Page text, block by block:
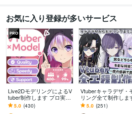
お気に入り登録が多いサービス
Live2DモデリングによるV
tuber制作します プロ実績
7年以上のLive2Dモデリン
グによるVtuber
5.0 (430)
Vtuberキャラデザ・
リング全て制作しま
性女性キャラどちら
意です♪イラストのみ
5.0 (251)